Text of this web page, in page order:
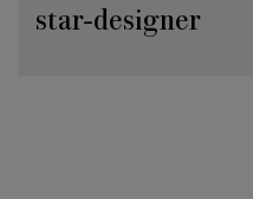
star-designer